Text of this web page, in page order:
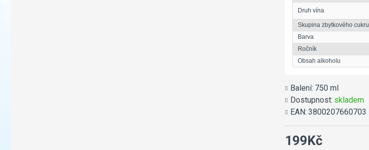
Druh vína
Skupina zbytkového cukru
Barva
Ročník
Obsah alkoholu
Balení: 750 ml
Dostupnost: skladem
EAN: 3800207660703
199Kč